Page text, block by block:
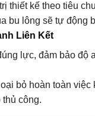
thiết kế theo tiêu
bu lông sẽ tự động
Liên Kết
lực, đảm bảo độ
bỏ hoàn toàn việc
công.